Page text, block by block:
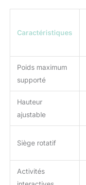
Caractéristiques
Poids maximum
supporté
Hauteur
ajustable
Siège rotatif
Activités